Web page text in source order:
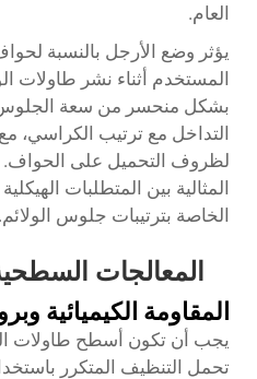
العام.
يؤثر وضع الأرجل بالنسبة
المستخدم أثناء نشر طاولات
بشكل منحسر من سعة
التداخل مع ترتيب الكراسي،
لظروف التحميل على الحواف.
المثالية بين المتطلبات
الخاصة بترتيبات جلوس الولائم.
المعالجات
المقاومة الكيميائية
يجب أن تكون أسطح طاولات
تحمل التنظيف المتكرر